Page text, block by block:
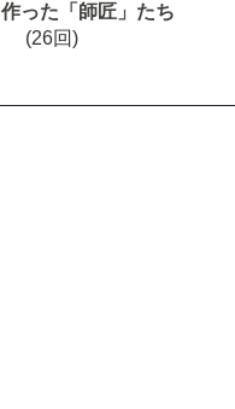
作った「師匠」たち
(26回)